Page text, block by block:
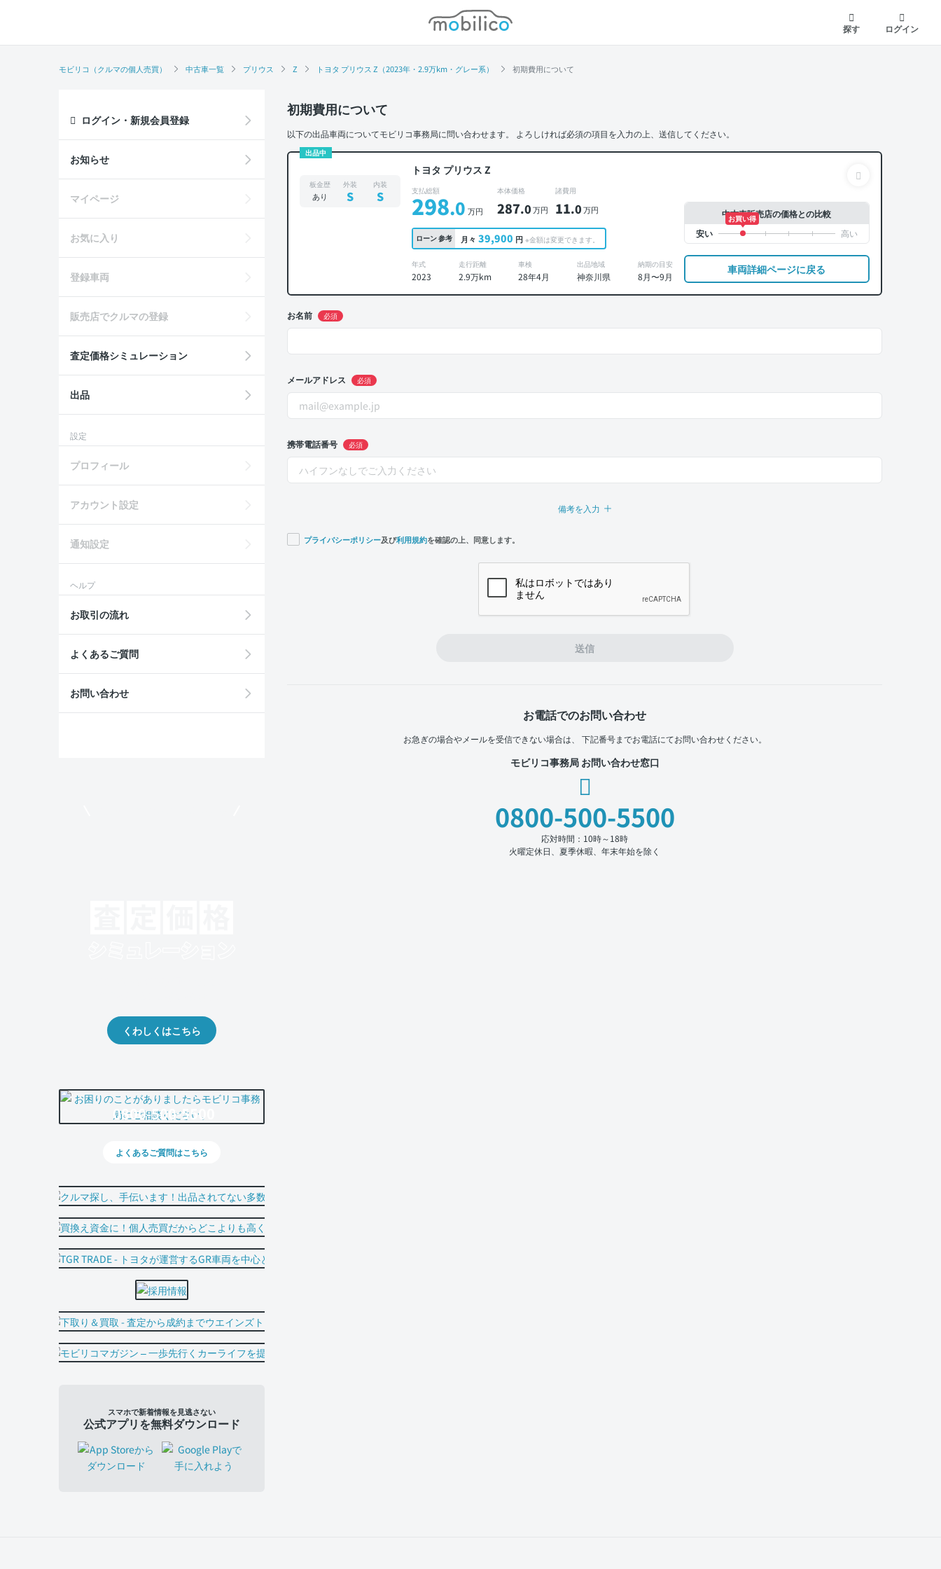
モビリコ
探す
ログイン
モビリコ（クルマの個人売買） 中古車一覧 プリウス Z トヨタ プリウス Z（2023年・2.9万km・グレー系） 初期費用について
初期費用について
以下の出品車両についてモビリコ事務局に問い合わせます。 よろしければ必須の項目を入力の上、送信してください。
出品中
トヨタ プリウス Z
板金歴
あり
外装
S
内装
S 支払総額
298.0 万円
本体価格
287.0万円
諸費用
11.0万円
ローン参考 月々 39,900 円 ※金額は変更できます。
年式
2023
走行距離
2.9万km
車検
28年4月
出品地域
神奈川県
納期の目安
8月〜9月
中古車販売店の価格との比較
お買い得
車両詳細ページに戻る
お名前 必須
メールアドレス 必須
携帯電話番号 必須
備考を入力
プライバシーポリシー及び利用規約を確認の上、同意します。
送信
お電話でのお問い合わせ
お急ぎの場合やメールを受信できない場合は、 下記番号までお電話にてお問い合わせください。
モビリコ事務局 お問い合わせ窓口
0800-500-5500
応対時間：10時～18時
火曜定休日、夏季休暇、年末年始を除く
ログイン・新規会員登録
お知らせ
マイページ
お気に入り
登録車両
販売店でクルマの登録
査定価格シミュレーション
出品
設定
プロフィール
アカウント設定
通知設定
ヘルプ
お取引の流れ
よくあるご質問
お問い合わせ
くわしくはこちら
0800-500-5500
よくあるご質問はこちら
スマホで新着情報を見逃さない
公式アプリを無料ダウンロード